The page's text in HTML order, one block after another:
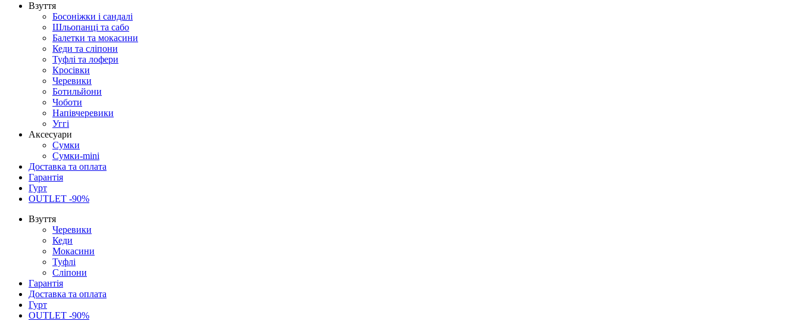
Взуття
Босоніжки і сандалі
Шльопанці та сабо
Балетки та мокасини
Кеди та сліпони
Туфлі та лофери
Кросівки
Черевики
Ботильйони
Чоботи
Напівчеревики
Уггі
Аксесуари
Сумки
Сумки-mini
Доставка та оплата
Гарантія
Гурт
OUTLET -90%
Взуття
Черевики
Кеди
Мокасини
Туфлі
Сліпони
Гарантія
Доставка та оплата
Гурт
OUTLET -90%